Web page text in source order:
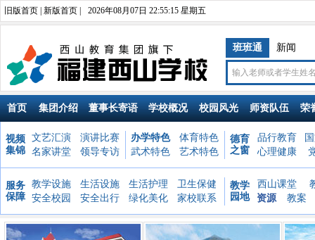
旧版首页 新版首页 2026年08月07日 22:55:16 星期五
班班通 新闻
首页 集团介绍 董事长寄语 学校概况 校园风光 师资队伍 荣
视频
集锦
文艺汇演
演讲比赛
名家讲堂
领导专访
办学特色
体育特色
武术特色
艺术特色
德育
之窗
品行教育
心理健康
服务
保障
教学设施 生活设施 生活护理
卫生保健
安全校园
安全出行 绿化美化 家校联系
教学
园地
西山课堂
资源
教案